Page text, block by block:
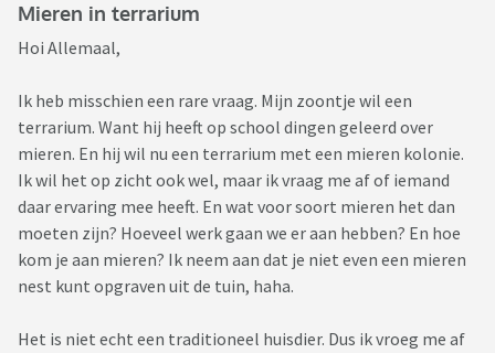
Mieren in terrarium
Hoi Allemaal,
Ik heb misschien een rare vraag. Mijn zoontje wil een
terrarium. Want hij heeft op school dingen geleerd over
mieren. En hij wil nu een terrarium met een mieren kolonie.
Ik wil het op zicht ook wel, maar ik vraag me af of iemand
daar ervaring mee heeft. En wat voor soort mieren het dan
moeten zijn? Hoeveel werk gaan we er aan hebben? En hoe
kom je aan mieren? Ik neem aan dat je niet even een mieren
nest kunt opgraven uit de tuin, haha.
Het is niet echt een traditioneel huisdier. Dus ik vroeg me af